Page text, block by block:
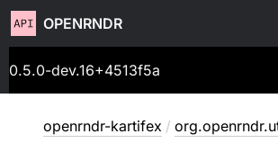
OPENRNDR
0.5.0-dev.16+4513f5a
openrndr-kartifex /